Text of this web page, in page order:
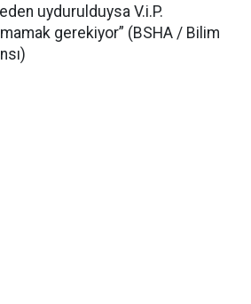
uydurulduysa V.i.P.
gerekiyor” (BSHA / Bilim